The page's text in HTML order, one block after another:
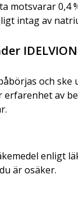
motsvarar 0,4
intag av
IDELVION
och ske
erfarenhet av
enligt
är osäker.